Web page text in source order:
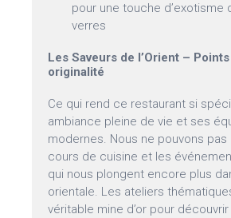
pour une touche d’exotisme
verres
Les Saveurs de l’Orient –
originalité
Ce qui rend ce restaurant si
ambiance pleine de vie et ses
modernes. Nous ne pouvons pas
cours de cuisine et les
qui nous plongent encore plus
orientale. Les ateliers
véritable mine d’or pour